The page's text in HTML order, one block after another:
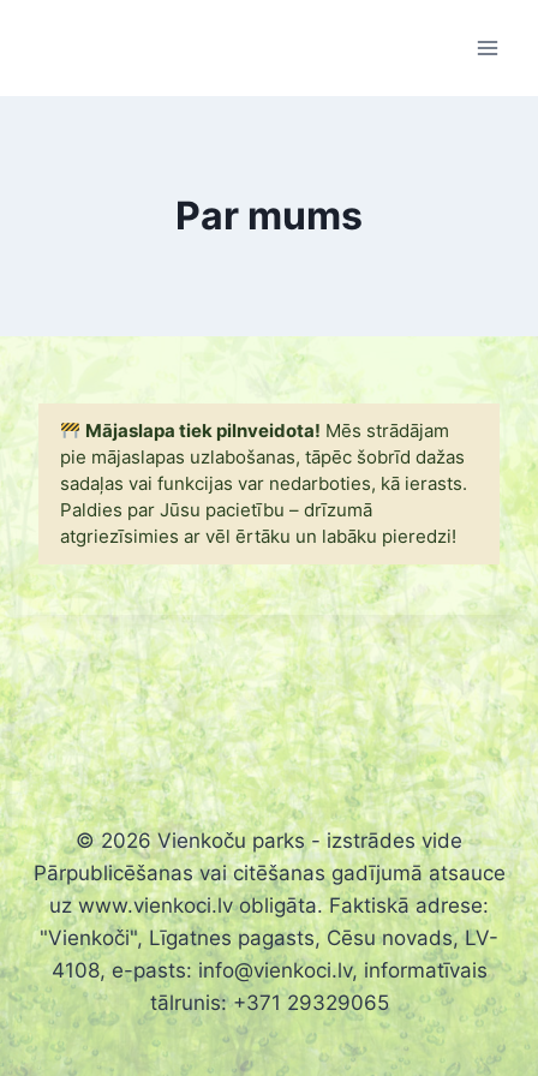
Par mums
Mājaslapa tiek pilnveidota! Mēs strādājam
pie mājaslapas uzlabošanas, tāpēc šobrīd dažas
sadaļas vai funkcijas var nedarboties, kā ierasts.
Paldies par Jūsu pacietību – drīzumā
atgriezīsimies ar vēl ērtāku un labāku pieredzi!
© 2026 Vienkoču parks - izstrādes vide
Pārpublicēšanas vai citēšanas gadījumā atsauce
uz www.vienkoci.lv obligāta. Faktiskā adrese:
"Vienkoči", Līgatnes pagasts, Cēsu novads, LV-
4108, e-pasts: info@vienkoci.lv, informatīvais
tālrunis: +371 29329065